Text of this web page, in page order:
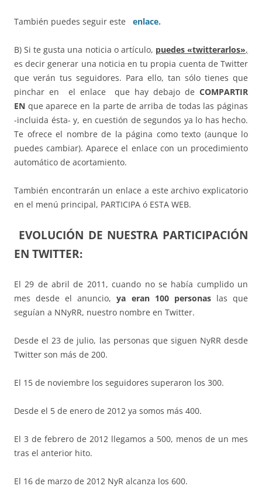
También puedes seguir este enlace.
B) Si te gusta una noticia o artículo, puedes «twitterarlos»,
es decir generar una noticia en tu propia cuenta de Twitter
que verán tus seguidores. Para ello, tan sólo tienes que
pinchar en el enlace que hay debajo de COMPARTIR
EN que aparece en la parte de arriba de todas las páginas
-incluida ésta- y, en cuestión de segundos ya lo has hecho.
Te ofrece el nombre de la página como texto (aunque lo
puedes cambiar). Aparece el enlace con un procedimiento
automático de acortamiento.
También encontrarán un enlace a este archivo explicatorio
en el menú principal, PARTICIPA ó ESTA WEB.
EVOLUCIÓN DE NUESTRA PARTICIPACIÓN
EN TWITTER:
El 29 de abril de 2011, cuando no se había cumplido un
mes desde el anuncio,ya eran 100 personas las que
seguían a NNyRR, nuestro nombre en Twitter.
Desde el 23 de julio, las personas que siguen NyRR desde
Twitter son más de 200.
El 15 de noviembre los seguidores superaron los 300.
Desde el 5 de enero de 2012 ya somos más 400.
El 3 de febrero de 2012 llegamos a 500, menos de un mes
tras el anterior hito.
El 16 de marzo de 2012 NyR alcanza los 600.